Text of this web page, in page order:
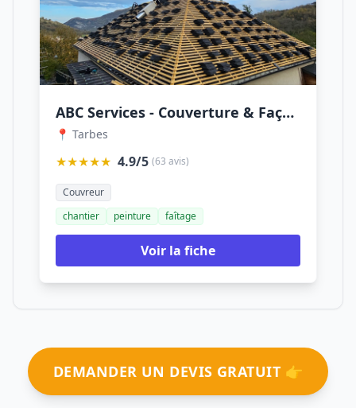
ABC Services - Couverture & Façade
📍 Tarbes
★★★★★ 4.9/5 (63 avis)
Couvreur
chantier
peinture faîtage
Voir la fiche
DEMANDER UN DEVIS GRATUIT 👉